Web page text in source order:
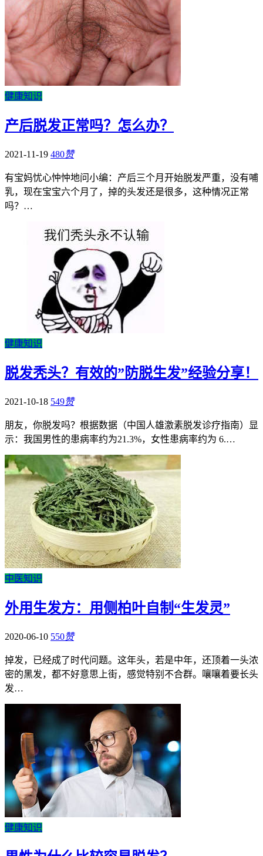
健康知识
产后脱发正常吗？怎么办？
2021-11-19 480赞
有宝妈忧心忡忡地问小编：产后三个月开始脱发严重，没有哺
乳，现在宝宝六个月了，掉的头发还是很多，这种情况正常
吗？…
健康知识
脱发秃头？有效的”防脱生发”经验分享！
2021-10-18 549赞
朋友，你脱发吗？根据数据（中国人雄激素脱发诊疗指南）显
示：我国男性的患病率约为21.3%，女性患病率约为 6.…
中医知识
外用生发方：用侧柏叶自制“生发灵”
2020-06-10 550赞
掉发，已经成了时代问题。这年头，若是中年，还顶着一头浓
密的黑发，都不好意思上街，感觉特别不合群。嚷嚷着要长头
发…
健康知识